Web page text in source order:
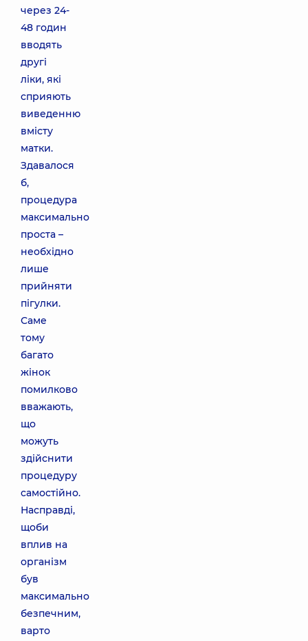
через 24-
48 годин
вводять
другі
ліки, які
сприяють
виведенню
вмісту
матки.
Здавалося
б,
процедура
максимально
проста –
необхідно
лише
прийняти
пігулки.
Саме
тому
багато
жінок
помилково
вважають,
що
можуть
здійснити
процедуру
самостійно.
Насправді,
щоби
вплив на
організм
був
максимально
безпечним,
варто